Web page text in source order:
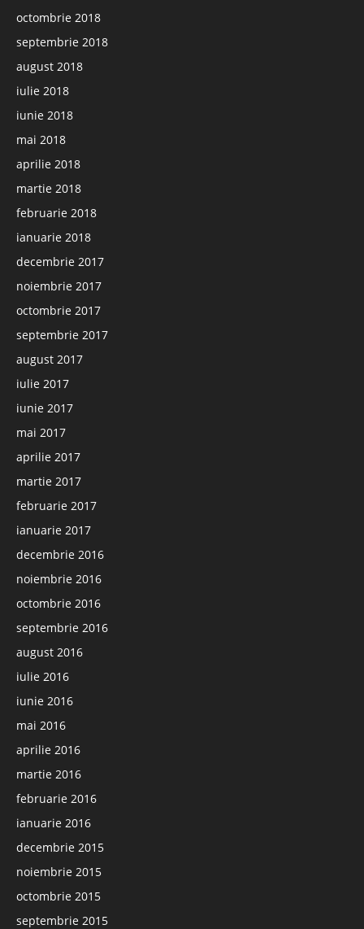
octombrie 2018
septembrie 2018
august 2018
iulie 2018
iunie 2018
mai 2018
aprilie 2018
martie 2018
februarie 2018
ianuarie 2018
decembrie 2017
noiembrie 2017
octombrie 2017
septembrie 2017
august 2017
iulie 2017
iunie 2017
mai 2017
aprilie 2017
martie 2017
februarie 2017
ianuarie 2017
decembrie 2016
noiembrie 2016
octombrie 2016
septembrie 2016
august 2016
iulie 2016
iunie 2016
mai 2016
aprilie 2016
martie 2016
februarie 2016
ianuarie 2016
decembrie 2015
noiembrie 2015
octombrie 2015
septembrie 2015